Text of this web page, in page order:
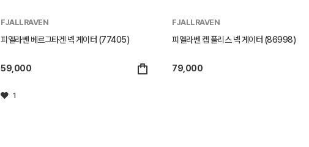
FJALLRAVEN
피엘라벤 베르그타겐 넥 게이터 (77405)
59,000
1
FJALLRAVEN
피엘라벤 켑 플리스 넥 게이터 (86998)
79,000